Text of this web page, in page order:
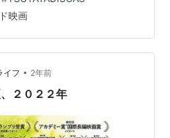
ちょくちょく登場。あとは
名前を知ってる人なし◆印
◆誰それに似てるのコーナー
近北欧の映画はホラーばっか
もホラーを連想してしま
映画
イフ • 2年前
２０２２年